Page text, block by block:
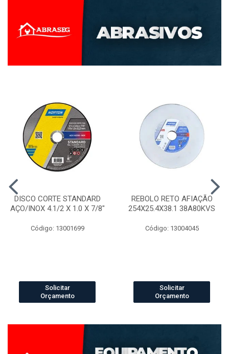
DISCO CORTE STANDARD
AÇO/INOX 4.1/2 X 1.0 X 7/8"
Código: 13001699
Solicitar
Orçamento
REBOLO RETO AFIAÇÃO
254X25.4X38.1 38A80KVS
Código: 13004045
Solicitar
Orçamento